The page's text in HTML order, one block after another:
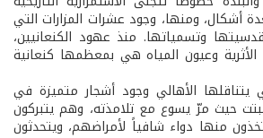
أشكال، ومنها، وجود عشرات المزارات التي
وتسمياتها. منذ عهود الكنعانيين،
الأثرية وعيون المياه هي بمعظمها كنعانية
يتناقلها الأهالي وجود أشجار متميزة في
حيث مرّ يسوع مع تلامذته، وهم يتبركون
منها دواء شافياً لأمراضهم، ويتحدثون